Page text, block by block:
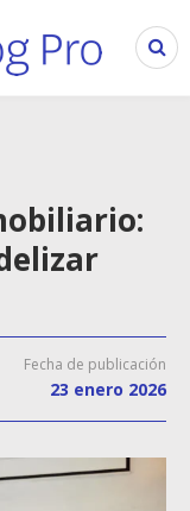
Fecha de publicación
23 enero 2026